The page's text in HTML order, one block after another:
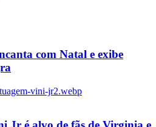
com Natal e exibe